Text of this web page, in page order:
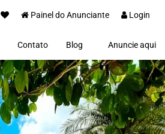
Painel do Anunciante Login
Contato Blog
Proprietários(as)
Clientes
Notícias
Anuncie aqui